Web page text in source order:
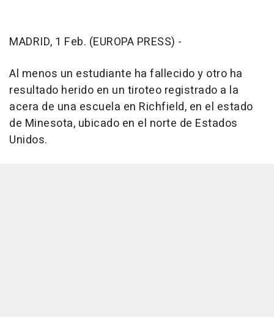
MADRID, 1 Feb. (EUROPA PRESS) -
Al menos un estudiante ha fallecido y otro ha
resultado herido en un tiroteo registrado a la
acera de una escuela en Richfield, en el estado
de Minesota, ubicado en el norte de Estados
Unidos.